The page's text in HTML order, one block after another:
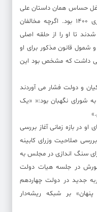
حساس همان داستان علی
لاریجانی در ایام انتخابات ریاست جمهوری ۱۴۰۰ بود. اگرچه مخالفان
تا او را از حلقه اصلی
شمول قانون مذکور برای او
داشت که مشخص بود این
و دولت فشار می آوردند
شورای نگهبان بود:« «یک
در بازه زمانی آغاز بررسی
صلاحیت وزرای کابینه
سنگ اندازی در مجلس به
در جلسه هیات دولت
جدید در دولت چهاردهم
بر شبکه ریشه‌دار